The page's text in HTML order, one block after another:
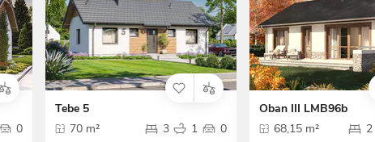
0
Tebe 5
70 m²
3 1 0
Oban III LMB96b
68,15 m²
2